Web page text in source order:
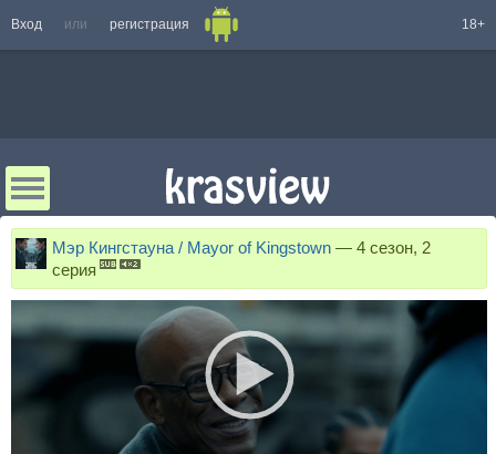
Вход или регистрация 18+
Мэр Кингстауна / Mayor of Kingstown — 4 сезон, 2
серия